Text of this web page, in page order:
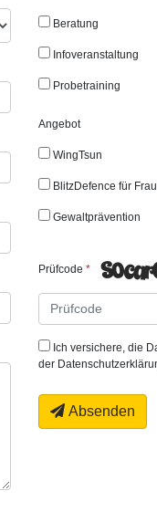
Beratung
Infoveranstaltung
Probetraining
Angebot
WingTsun
BlitzDefence für
Gewaltprävention
Prüfcode
Ich versichere, die
der
Absenden